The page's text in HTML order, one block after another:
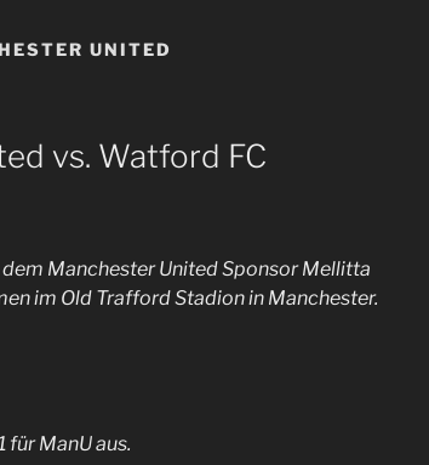
UNITED
vs. Watford FC
Manchester United Sponsor Mellitta
im Old Trafford Stadion in Manchester.
für ManU aus.